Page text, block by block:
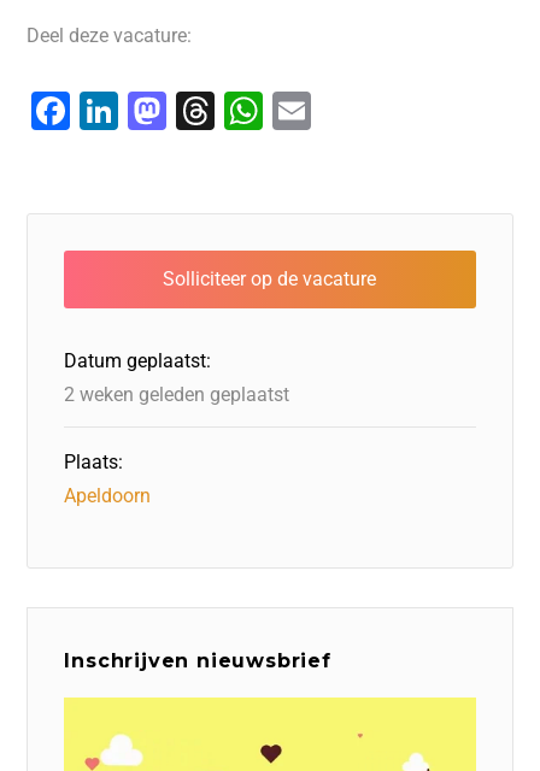
Deel deze vacature:
F
e
b
o
o
k
Li
e
dI
n
M
o
d
o
n
T
a
d
s
W
s
A
p
l
Datum geplaatst:
2 weken geleden geplaatst
Plaats:
Apeldoorn
Inschrijven nieuwsbrief